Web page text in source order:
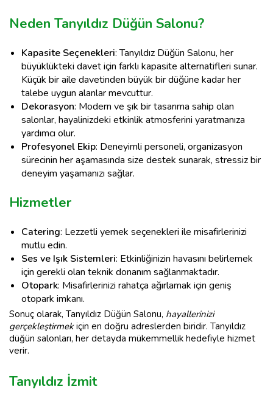
Neden Tanyıldız Düğün Salonu?
Kapasite Seçenekleri: Tanyıldız Düğün Salonu, her
büyüklükteki davet için farklı kapasite alternatifleri sunar.
Küçük bir aile davetinden büyük bir düğüne kadar her
talebe uygun alanlar mevcuttur.
Dekorasyon: Modern ve şık bir tasarıma sahip olan
salonlar, hayalinizdeki etkinlik atmosferini yaratmanıza
yardımcı olur.
Profesyonel Ekip: Deneyimli personeli, organizasyon
sürecinin her aşamasında size destek sunarak, stressiz bir
deneyim yaşamanızı sağlar.
Hizmetler
Catering: Lezzetli yemek seçenekleri ile misafirlerinizi
mutlu edin.
Ses ve Işık Sistemleri: Etkinliğinizin havasını belirlemek
için gerekli olan teknik donanım sağlanmaktadır.
Otopark: Misafirlerinizi rahatça ağırlamak için geniş
otopark imkanı.
Sonuç olarak, Tanyıldız Düğün Salonu, hayallerinizi
gerçekleştirmekiçin en doğru adreslerden biridir. Tanyıldız
düğün salonları, her detayda mükemmellik hedefiyle hizmet
verir.
Tanyıldız İzmit